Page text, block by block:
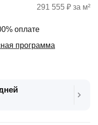
оплате
программа
291 555 ₽ за м²